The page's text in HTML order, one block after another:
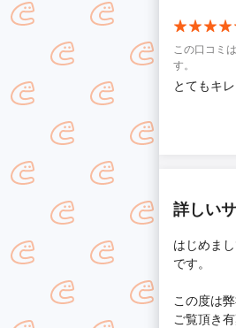
この口コミ
す。
とてもキ
詳しい
はじめま
です。
この度は
ご覧頂き